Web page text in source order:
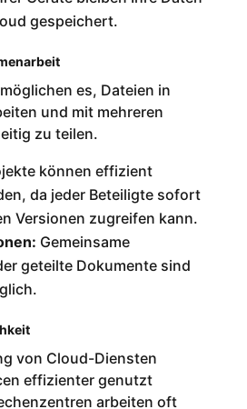
gespeichert.
es, Dateien in
und mit mehreren
zu teilen.
können effizient
da jeder Beteiligte sofort
Versionen zugreifen kann.
Gemeinsame
geteilte Dokumente sind
von Cloud-Diensten
effizienter genutzt
arbeiten oft